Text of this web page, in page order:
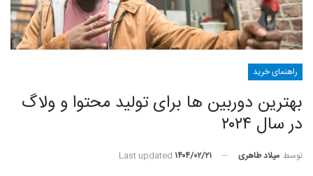
راهنمای خرید
بهترین دوربین ها برای تولید محتوا و ولاگ
در سال ۲۰۲۴
توسط میلاد طاهری Last updated ۱۴۰۴/۰۲/۲۱